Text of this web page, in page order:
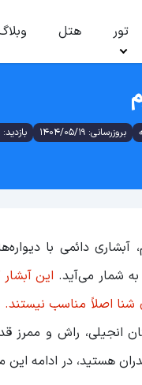
تور هتل
بروزرسانی: 1404/05/19 بازدید: 6328
آبشاری دائمی با
به شمار می‌آید. این
شنا اصلاً مناسب نیستند.
انجیلی، راش و ممرز
هستید، در ادامه